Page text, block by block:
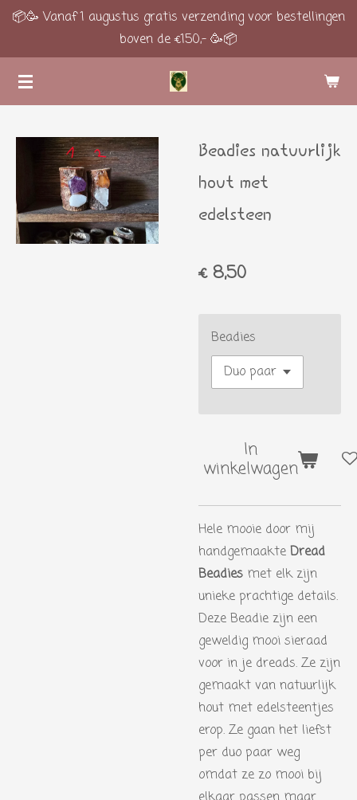
Ga
de
hoofdinhoud
📦🥳 Vanaf 1 augustus gratis verzending voor bestellingen
boven de €150,- 🥳📦
Beadies natuurlijk
hout met
edelsteen
€ 8,50
Beadies
In
winkelwagen
Hele mooie door mij
handgemaakte Dread
Beadies met elk zijn
unieke prachtige details.
Deze Beadie zijn een
geweldig mooi sieraad
voor in je dreads. Ze zijn
gemaakt van natuurlijk
hout met edelsteentjes
erop. Ze gaan het liefst
per duo paar weg
omdat ze zo mooi bij